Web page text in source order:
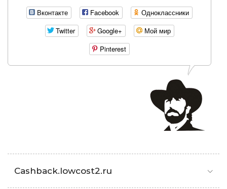
Вконтакте Facebook
Одноклассники
Twitter
Google+
Мой мир
Pinterest
Cashback.lowcost2.ru